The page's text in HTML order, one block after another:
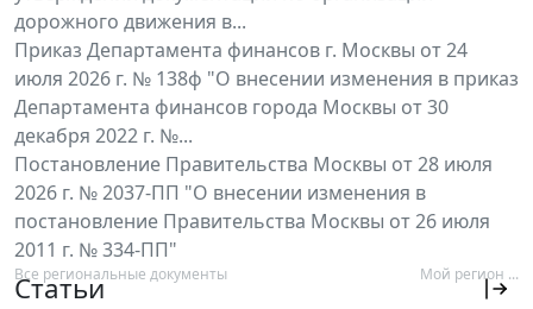
дорожного движения в...
Приказ Департамента финансов г. Москвы от 24
июля 2026 г. № 138ф "О внесении изменения в приказ
Департамента финансов города Москвы от 30
декабря 2022 г. №...
Постановление Правительства Москвы от 28 июля
2026 г. № 2037-ПП "О внесении изменения в
постановление Правительства Москвы от 26 июля
2011 г. № 334-ПП"
Все региональные документы Мой регион ...
Статьи